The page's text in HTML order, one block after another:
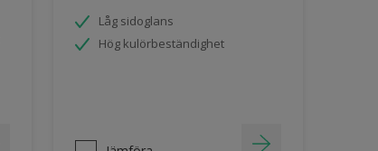
Låg sidoglans
Hög kulörbeständighet